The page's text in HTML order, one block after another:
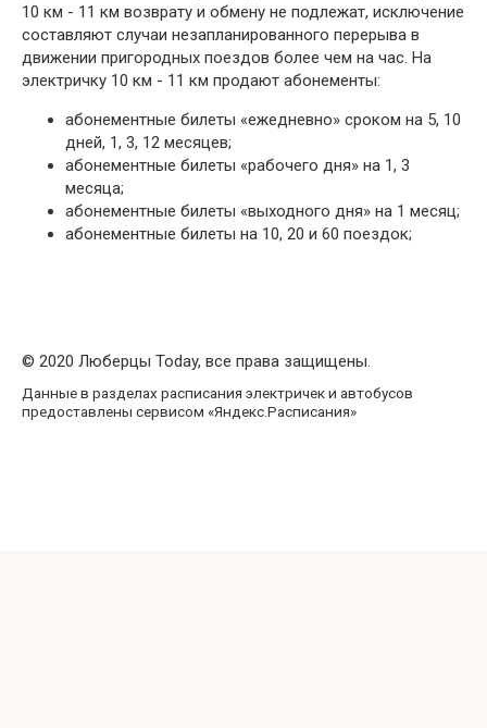
10 км - 11 км возврату и обмену не подлежат, исключение
составляют случаи незапланированного перерыва в
движении пригородных поездов более чем на час. На
электричку 10 км - 11 км продают абонементы:
абонементные билеты «ежедневно» сроком на 5, 10
дней, 1, 3, 12 месяцев;
абонементные билеты «рабочего дня» на 1, 3
месяца;
абонементные билеты «выходного дня» на 1 месяц;
абонементные билеты на 10, 20 и 60 поездок;
© 2020 Люберцы Today, все права защищены.
Данные в разделах расписания электричек и автобусов
предоставлены сервисом «Яндекс.Расписания»